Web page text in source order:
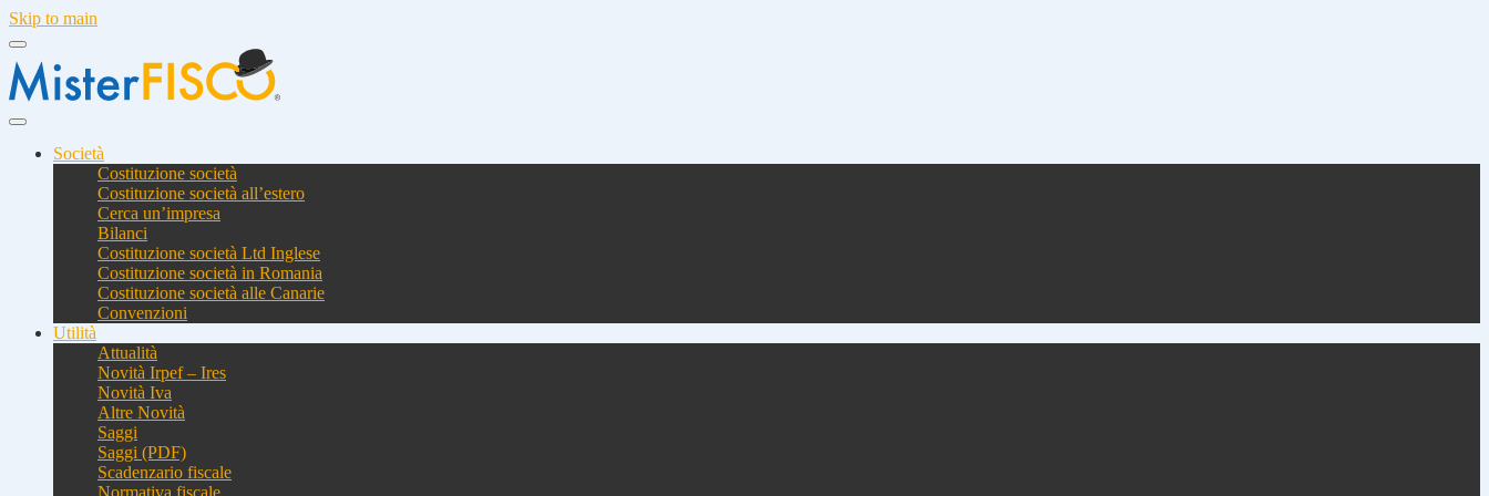
Skip to main
Società
Costituzione società
Costituzione società all’estero
Cerca un’impresa
Bilanci
Costituzione società Ltd Inglese
Costituzione società in Romania
Costituzione società alle Canarie
Convenzioni
Utilità
Attualità
Novità Irpef – Ires
Novità Iva
Altre Novità
Saggi
Saggi (PDF)
Scadenzario fiscale
Normativa fiscale